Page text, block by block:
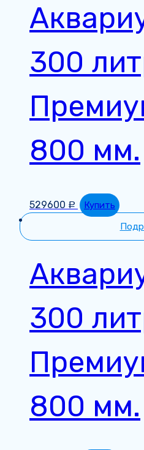
300
800 мм.
529600 Р
Купить
300
800 мм.